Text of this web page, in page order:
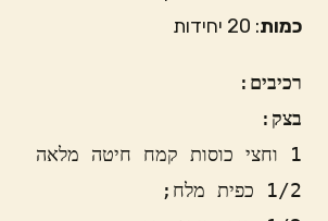
כמות: 20 יחידות
רכיבים :
בצק